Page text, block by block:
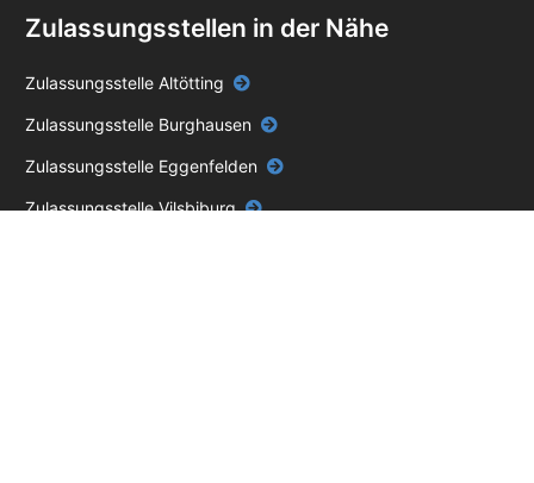
Zulassungsstellen in der Nähe
Zulassungsstelle Altötting
Zulassungsstelle Burghausen
Zulassungsstelle Eggenfelden
Zulassungsstelle Vilsbiburg